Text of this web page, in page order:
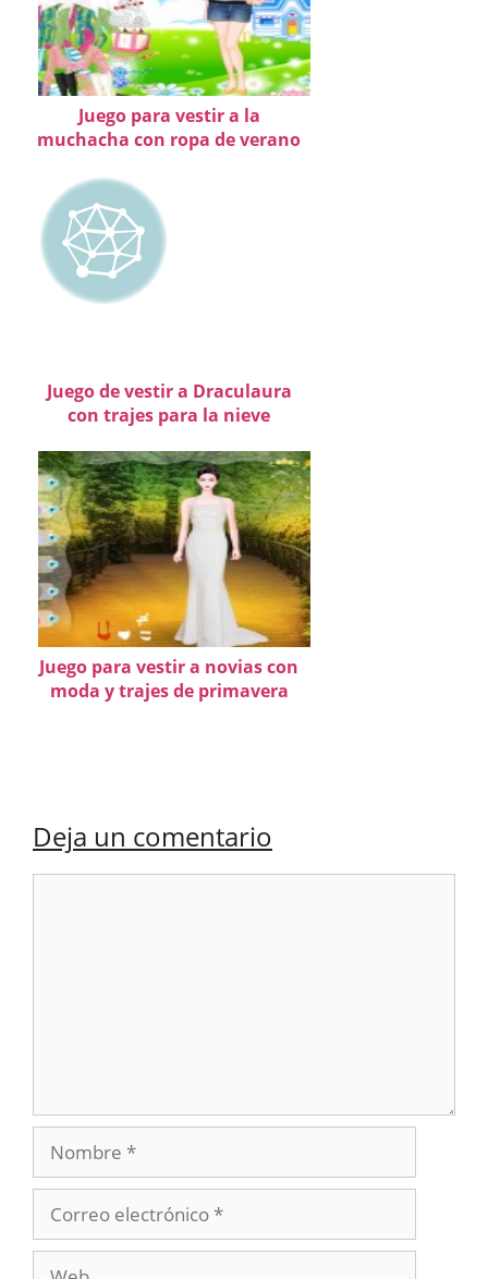
Juego para vestir a la
muchacha con ropa de verano
Juego de vestir a Draculaura
con trajes para la nieve
Juego para vestir a novias con
moda y trajes de primavera
Deja un comentario
electrónico